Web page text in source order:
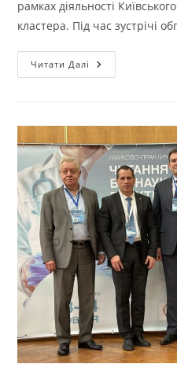
рамках діяльності
кластера. Під час зустрічі
Читати Далі